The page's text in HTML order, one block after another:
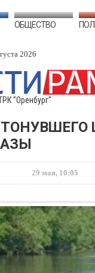
ОБЩЕСТВО
2026
"Оренбург"
29 мая, 10:05